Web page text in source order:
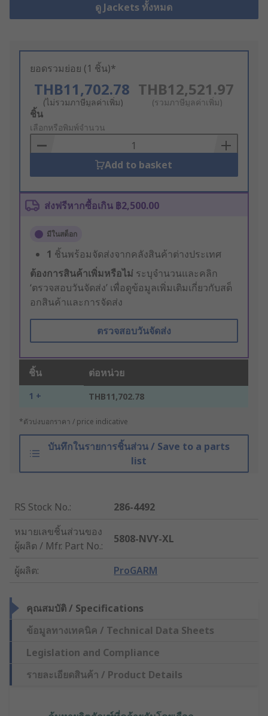
ดู Jackets ทั้งหมด
ยอดรวมย่อย (1 ชิ้น)*
THB11,702.78
(ไม่รวมภาษีมูลค่าเพิ่ม)
THB12,521.97
(รวมภาษีมูลค่าเพิ่ม)
Add
to
Basket
ชิ้น
เลือกหรือพิมพ์จำนวน
Add to basket
ส่งฟรีหากซื้อเกิน ฿2,500.00
มีในสต็อก
1 ชิ้นพร้อมจัดส่งจากคลังสินค้าต่างประเทศ
ต้องการสินค้าเพิ่มหรือไม่ ระบุจำนวนและคลิก
‘ตรวจสอบวันจัดส่ง’ เพื่อดูข้อมูลเพิ่มเติมเกี่ยวกับสต็
อกสินค้าและการจัดส่ง
ตรวจสอบวันจัดส่ง
ชิ้น ต่อหน่วย
1 + THB11,702.78
*ตัวบ่งบอกราคา / price indicative
บันทึกในรายการชิ้นส่วน / Save to a parts
list
RS Stock No.:
286-4492
หมายเลขชิ้นส่วนของ
ผู้ผลิต / Mfr. Part No.:
5808-NVY-XL
ผู้ผลิต: ProGARM
คุณสมบัติ / Specifications
ข้อมูลทางเทคนิค / Technical Data Sheets
Legislation and Compliance
รายละเอียดสินค้า / Product Details